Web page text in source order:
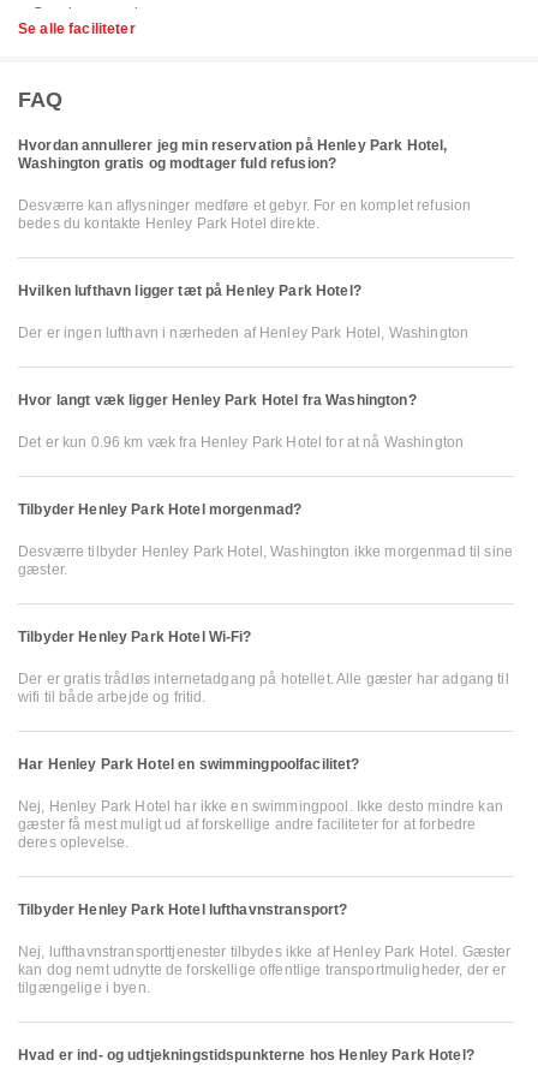
Se alle faciliteter
FAQ
Hvordan annullerer jeg min reservation på Henley Park Hotel,
Washington gratis og modtager fuld refusion?
Desværre kan aflysninger medføre et gebyr. For en komplet refusion
bedes du kontakte Henley Park Hotel direkte.
Hvilken lufthavn ligger tæt på Henley Park Hotel?
Der er ingen lufthavn i nærheden af Henley Park Hotel, Washington
Hvor langt væk ligger Henley Park Hotel fra Washington?
Det er kun 0.96 km væk fra Henley Park Hotel for at nå Washington
Tilbyder Henley Park Hotel morgenmad?
Desværre tilbyder Henley Park Hotel, Washington ikke morgenmad til sine
gæster.
Tilbyder Henley Park Hotel Wi-Fi?
Der er gratis trådløs internetadgang på hotellet. Alle gæster har adgang til
wifi til både arbejde og fritid.
Har Henley Park Hotel en swimmingpoolfacilitet?
Nej, Henley Park Hotel har ikke en swimmingpool. Ikke desto mindre kan
gæster få mest muligt ud af forskellige andre faciliteter for at forbedre
deres oplevelse.
Tilbyder Henley Park Hotel lufthavnstransport?
Nej, lufthavnstransporttjenester tilbydes ikke af Henley Park Hotel. Gæster
kan dog nemt udnytte de forskellige offentlige transportmuligheder, der er
tilgængelige i byen.
Hvad er ind- og udtjekningstidspunkterne hos Henley Park Hotel?